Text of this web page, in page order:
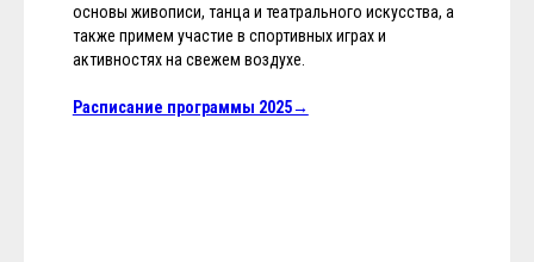
основы живописи, танца и театрального искусства, а
также примем участие в спортивных играх и
активностях на свежем воздухе.
Расписание программы 2025→